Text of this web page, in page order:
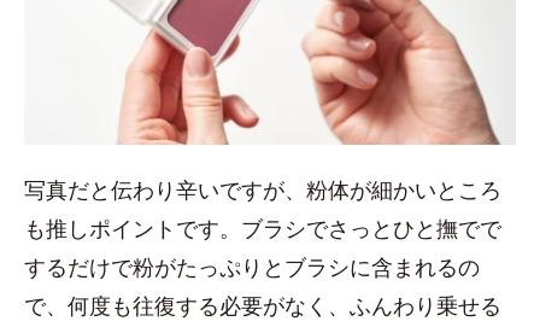
写真だと伝わり辛いですが、粉体が細かいところ
も推しポイントです。ブラシでさっとひと撫でで
するだけで粉がたっぷりとブラシに含まれるの
で、何度も往復する必要がなく、ふんわり乗せる